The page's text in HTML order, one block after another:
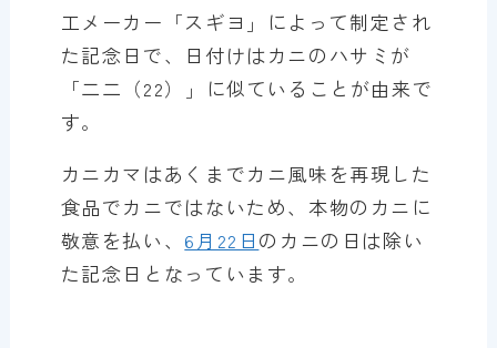
工メーカー「スギヨ」によって制定され
た記念日で、日付けはカニのハサミが
「二二（22）」に似ていることが由来で
す。
カニカマはあくまでカニ風味を再現した
食品でカニではないため、本物のカニに
敬意を払い、 6月22日 のカニの日は除い
た記念日となっています。